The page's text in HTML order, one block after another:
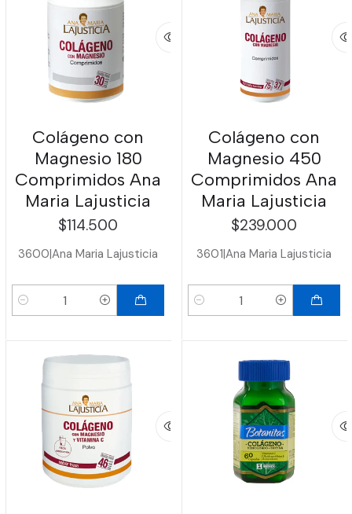
Colágeno con
Magnesio 180
Comprimidos Ana
Maria Lajusticia
$114.500
3600|Ana Maria Lajusticia
Cantidad
Colágeno con
Magnesio 450
Comprimidos Ana
Maria Lajusticia
$239.000
3601|Ana Maria Lajusticia
Cantidad